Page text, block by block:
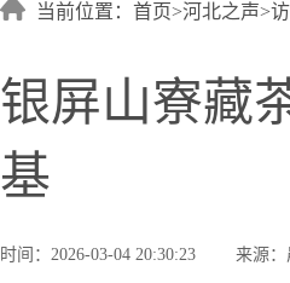
当前位置：首页>河北之声>
银屏山寮藏
基
时间：2026-03-04 20:30:23 来源：